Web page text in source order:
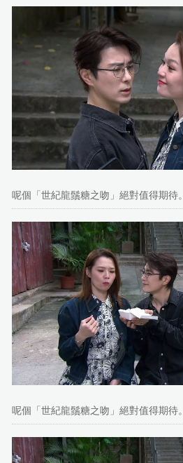
呢個「世紀龍鬚糖之吻」絕對值得期待。
呢個「世紀龍鬚糖之吻」絕對值得期待。